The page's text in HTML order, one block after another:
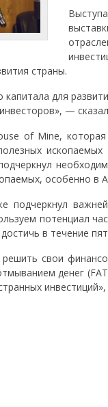
страны.
для
—
of Mine, которая
особенно в
подчеркнул
потенциал
в течение
свои
денег